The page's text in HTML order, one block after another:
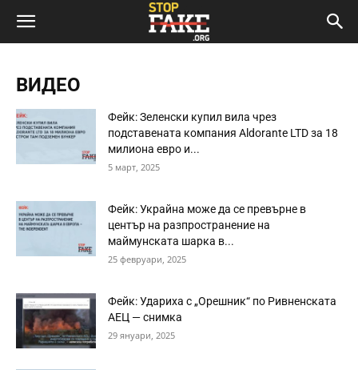
ВИДЕО
Фейк: Зеленски купил вила чрез
подставената компания Aldorante LTD за 18
милиона евро и...
5 март, 2025
Фейк: Украйна може да се превърне в
център на разпространение на
маймунската шарка в...
25 февруари, 2025
Фейк: Удариха с „Орешник“ по Ривненската
АЕЦ — снимка
29 януари, 2025